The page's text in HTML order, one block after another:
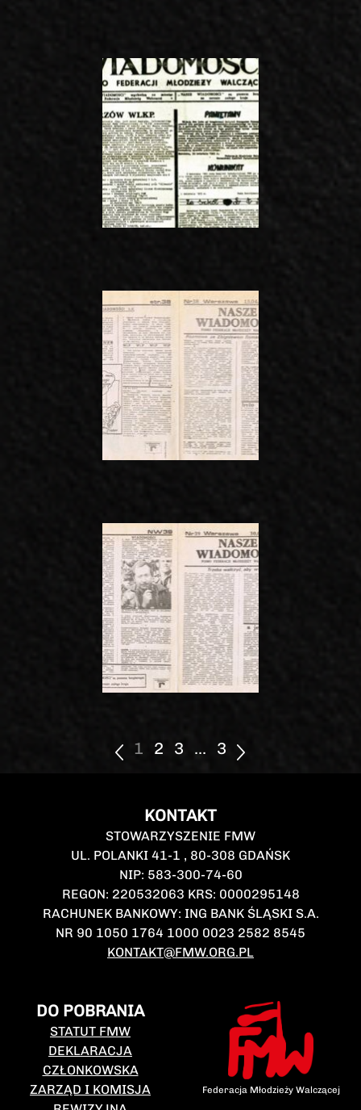
1 2 3 ... 3
KONTAKT
STOWARZYSZENIE FMW
UL. POLANKI 41-1 , 80-308 GDAŃSK
NIP: 583-300-74-60
REGON: 220532063 KRS: 0000295148
RACHUNEK BANKOWY: ING BANK ŚLĄSKI S.A.
NR 90 1050 1764 1000 0023 2582 8545
KONTAKT@FMW.ORG.PL
DO POBRANIA
STATUT FMW
DEKLARACJA
CZŁONKOWSKA
ZARZĄD I KOMISJA
Federacja Młodzieży Walczącej